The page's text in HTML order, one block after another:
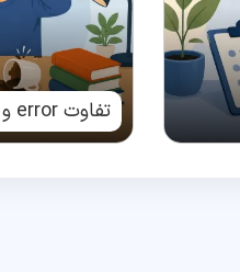
تفاوت error و mistake چیست؟